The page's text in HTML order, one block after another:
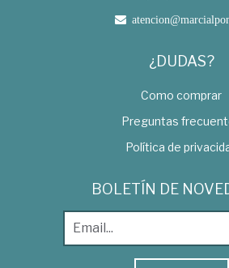
¿DUDAS?
Como comprar
Preguntas
Política de
BOLETÍN DE